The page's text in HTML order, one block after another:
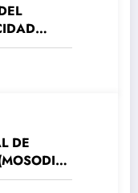
DE
A LA